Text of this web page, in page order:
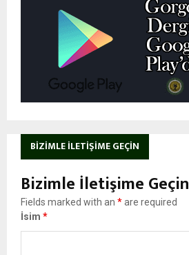
BIZIMLE İLETIŞIME GEÇIN
Bizimle İletişime Geçin
Fields marked with an *are required
İsim *